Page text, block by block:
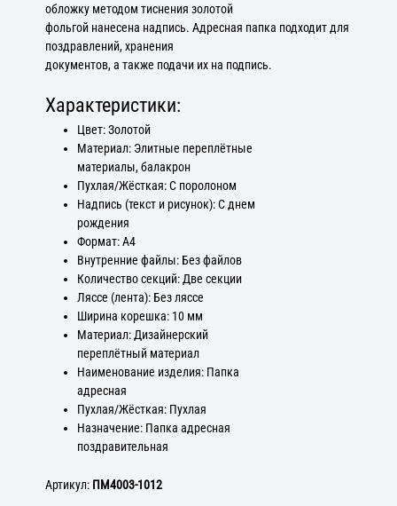
обложку методом тиснения золотой
фольгой нанесена надпись. Адресная папка подходит для
поздравлений, хранения
документов, а также подачи их на подпись.
Характеристики:
Цвет: Золотой
Материал: Элитные переплётные
материалы, балакрон
Пухлая/Жёсткая: С поролоном
Надпись (текст и рисунок): С днем
рождения
Формат: А4
Внутренние файлы: Без файлов
Количество секций: Две секции
Ляссе (лента): Без ляссе
Ширина корешка: 10 мм
Материал: Дизайнерский
переплётный материал
Наименование изделия: Папка
адресная
Пухлая/Жёсткая: Пухлая
Назначение: Папка адресная
поздравительная
Артикул: ПМ4003-1012